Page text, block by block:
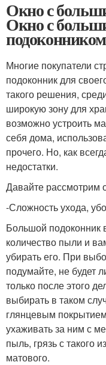
Окно с
Окно с
Многие покупатели
подоконник для
такого решения,
широкую зону для
возможно устроить
себя дома,
прочего. Но, как
недостатки.
Давайте рассмотрим
-Сложность ухода,
Большой подоконник
количество пыли и
убирать его. При
подумайте, не будет
только после этого
выбирать в таком
глянцевым
ухаживать за ним с
пыль, грязь с такого
матового.